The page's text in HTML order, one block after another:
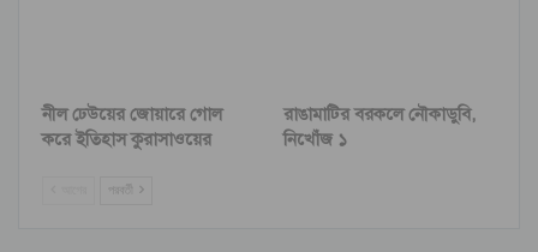
নীল ঢেউয়ের জোয়ারে গোল
করে ইতিহাস কুরাসাওয়ের
রাঙামাটির বরকলে নৌকাডুবি,
নিখোঁজ ১
পরবর্তী